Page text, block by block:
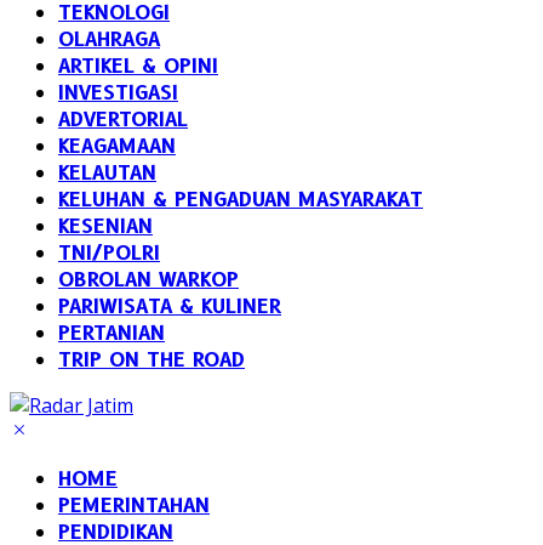
TEKNOLOGI
OLAHRAGA
ARTIKEL & OPINI
INVESTIGASI
ADVERTORIAL
KEAGAMAAN
KELAUTAN
KELUHAN & PENGADUAN MASYARAKAT
KESENIAN
TNI/POLRI
OBROLAN WARKOP
PARIWISATA & KULINER
PERTANIAN
TRIP ON THE ROAD
HOME
PEMERINTAHAN
PENDIDIKAN